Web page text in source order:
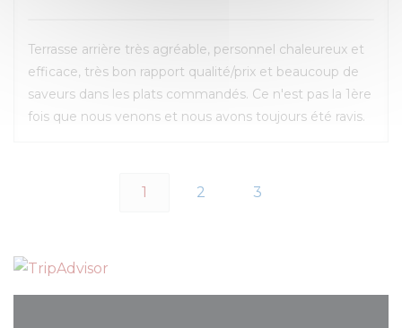
Terrasse arrière très agréable, personnel chaleureux et
efficace, très bon rapport qualité/prix et beaucoup de
saveurs dans les plats commandés. Ce n'est pas la 1ère
fois que nous venons et nous avons toujours été ravis.
1 2 3